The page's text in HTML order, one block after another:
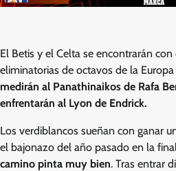
El Betis y el Celta se encontrarán
eliminatorias de octavos de la Europa
medirán al Panathinaikos de Rafa
enfrentarán al Lyon de Endrick.
Los verdiblancos sueñan con ganar
el bajonazo del año pasado en la
camino pinta muy bien. Tras entrar